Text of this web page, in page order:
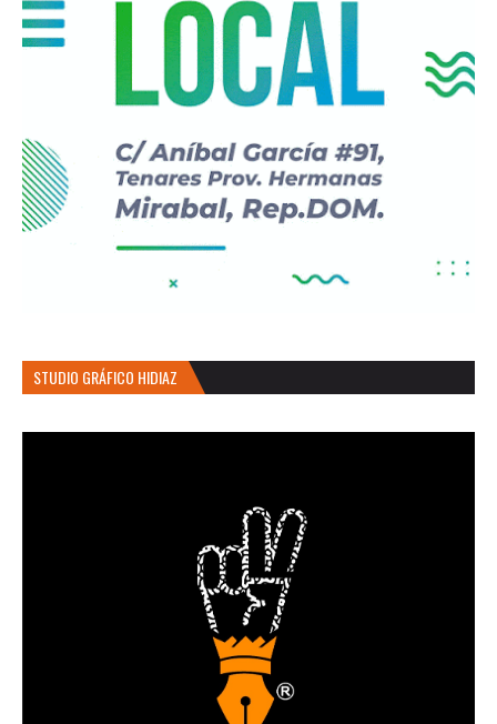
STUDIO GRÁFICO HIDIAZ